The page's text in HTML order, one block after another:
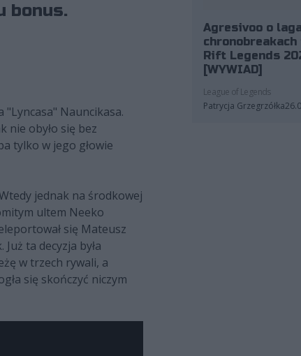
bonus.
"Lyncasa" Nauncikasa.
nie obyło się bez
tylko w jego głowie
jednak na środkowej
ultem Neeko
się Mateusz
ta decyzja była
w trzech rywali, a
się skończyć niczym
Agresivoo o
Rift Legends
[WYWIAD]
League of Legends
Patrycja Grzegrzółka